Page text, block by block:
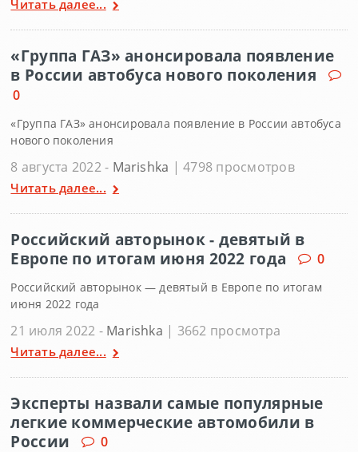
Читать далее...
«Группа ГАЗ» анонсировала появление
в России автобуса нового поколения
0
«Группа ГАЗ» анонсировала появление в России автобуса
нового поколения
8 августа 2022 - Marishka | 4798 просмотров
Читать далее...
Российский авторынок - девятый в
Европе по итогам июня 2022 года
0
Российский авторынок — девятый в Европе по итогам
июня 2022 года
21 июля 2022 - Marishka | 3662 просмотра
Читать далее...
Эксперты назвали самые популярные
легкие коммерческие автомобили в
России
0